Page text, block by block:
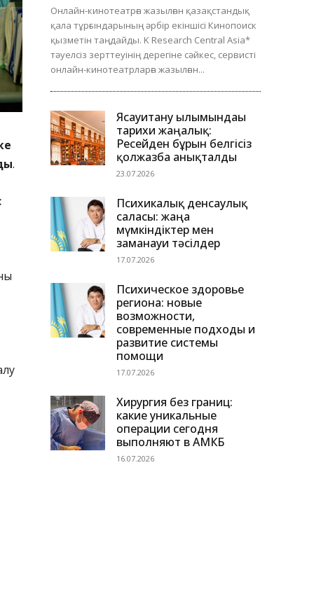
.
Онлайн-кинотеатрға жазылған қазақстандық
қала тұрғындарының әрбір екіншісі Кинопоиск
қызметін таңдайды. K Research Central Asia*
тәуелсіз зерттеуінің дерегіне сәйкес, сервисті
онлайн-кинотеатрларға жазылған...
Ясауитану ғылымындағы
тарихи жаңалық:
Ресейден бұрын белгісіз
қолжазба анықталды
23.07.2026
Психикалық денсаулық
саласы: жаңа
мүмкіндіктер мен
заманауи тәсілдер
17.07.2026
Психическое здоровье
региона: новые
возможности,
современные подходы и
развитие системы
помощи
17.07.2026
Хирургия без границ:
какие уникальные
операции сегодня
выполняют в АМКБ
16.07.2026